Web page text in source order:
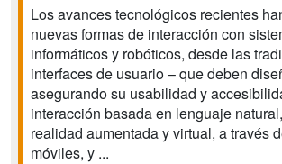
Los avances tecnológicos recientes
nuevas formas de interacción con
informáticos y robóticos, desde las
interfaces de usuario – que deben
asegurando su usabilidad y
interacción basada en lenguaje
realidad aumentada y virtual, a través
móviles, y ...